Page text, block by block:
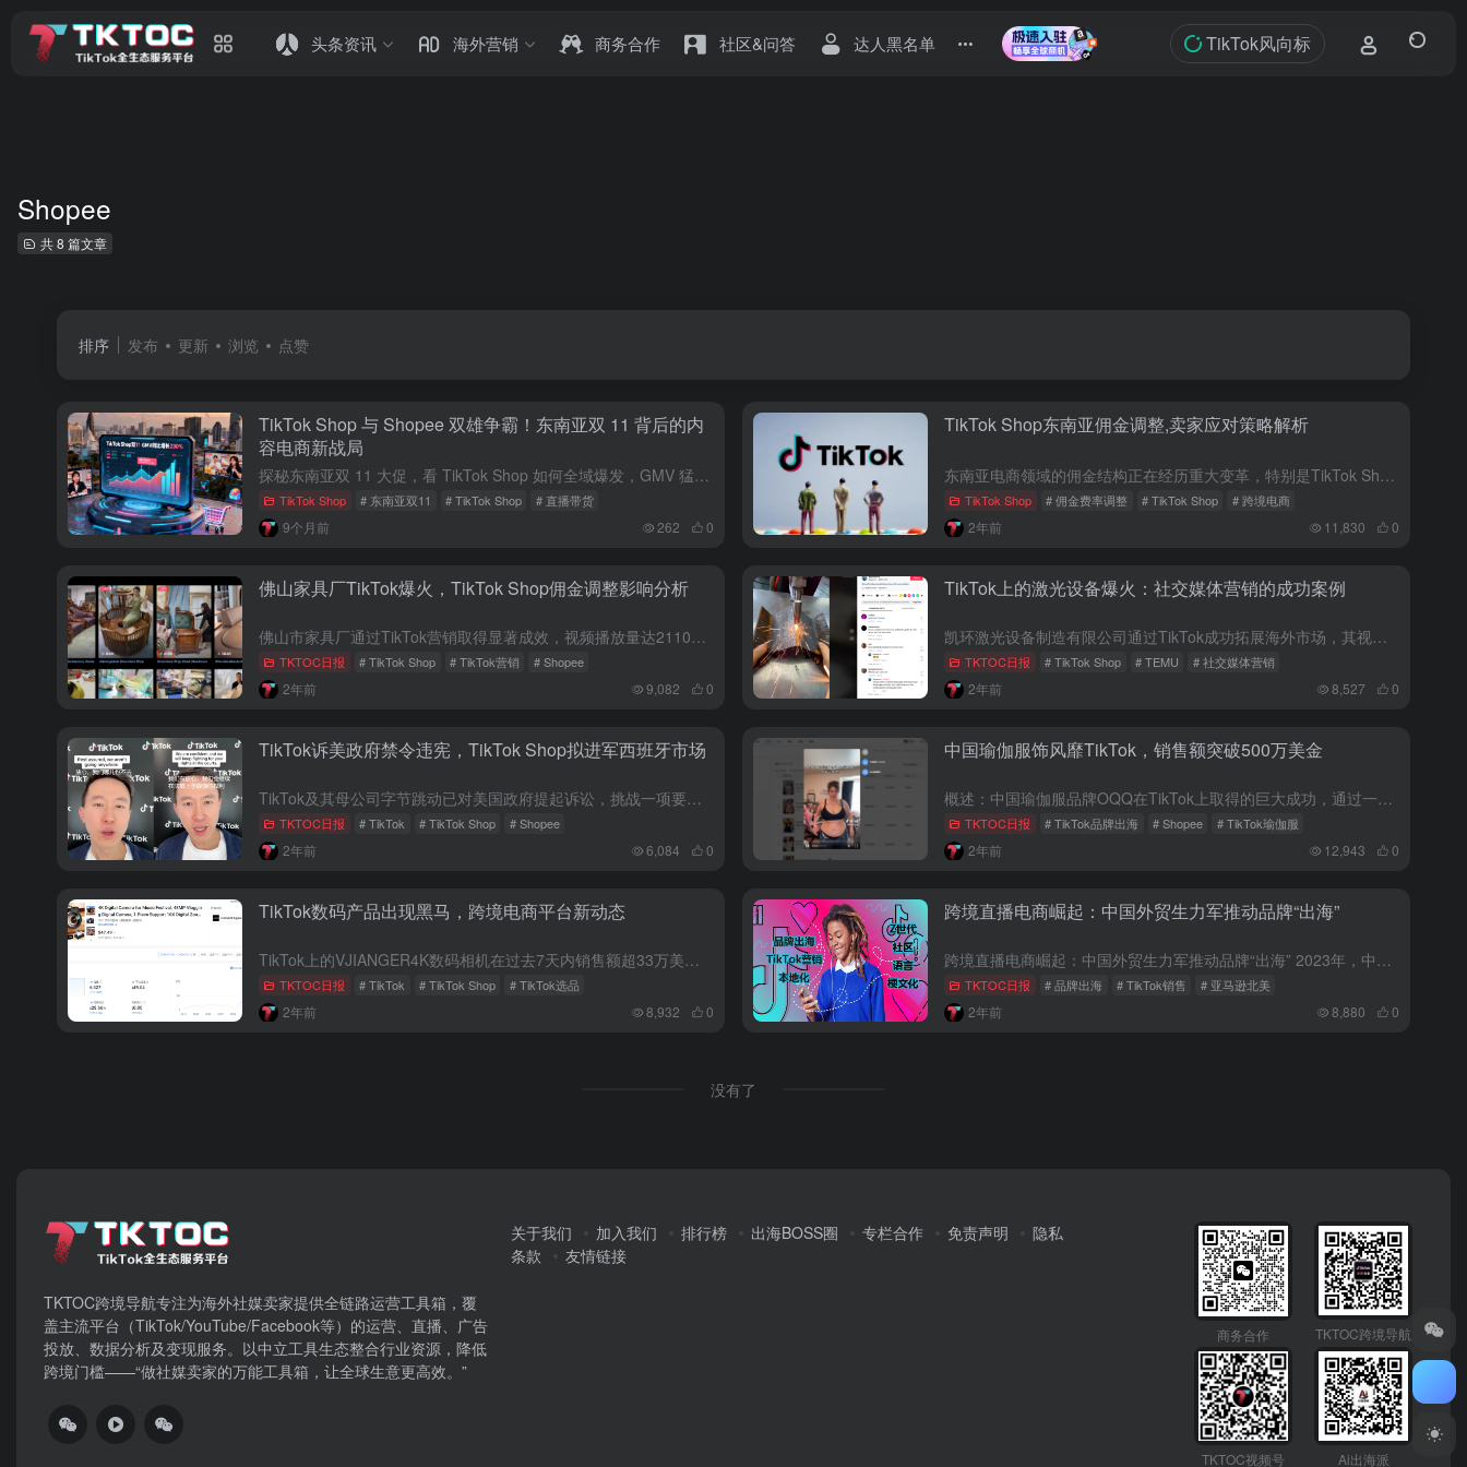
头条资讯 海外营销 商务合作 社区&问答 达人黑名单 TikTok风向标
Shopee
共 8 篇文章
排序 发布 更新 浏览 点赞
TikTok Shop 与 Shopee 双雄争霸！东南亚双 11 背后的内
容电商新战局
探秘东南亚双 11 大促，看 TikTok Shop 如何全域爆发，GMV 猛增！Shopee 也不甘示弱，激烈竞争背后，东南亚内容电商有何新趋势？ 当国内双 11 的热潮渐渐退去，各大平台和品牌忙着...
TikTok Shop # 东南亚双11 # TikTok Shop # 直播带货
9个月前 262 0
TikTok Shop东南亚佣金调整,卖家应对策略解析
东南亚电商领域的佣金结构正在经历重大变革，特别是TikTok Shop在该地区的佣金费率调整，对卖家的运营策略产生了显著影响。本文详细分析了印尼、马来西亚、泰国、新加坡和越南等国家的佣金调整情况，为跨...
TikTok Shop # 佣金费率调整 # TikTok Shop # 跨境电商
2年前 11,830 0
佛山家具厂TikTok爆火，TikTok Shop佣金调整影响分析
佛山市家具厂通过TikTok营销取得显著成效，视频播放量达2110万，获赞120万。TikTok Shop在泰国和英国上调佣金费率，推出卖家任务计划以减轻影响。Shopee被评为东南亚50大品牌榜单首...
TKTOC日报 # TikTok Shop # TikTok营销 # Shopee
2年前 9,082 0
TikTok上的激光设备爆火：社交媒体营销的成功案例
凯环激光设备制造有限公司通过TikTok成功拓展海外市场，其视频内容直观展示了激光设备的操作方法，吸引了大量海外粉丝。同时，TikTok Shop在印尼市场的美妆个护品类销量激增，Temu预计在202...
TKTOC日报 # TikTok Shop # TEMU # 社交媒体营销
2年前 8,527 0
TikTok诉美政府禁令违宪，TikTok Shop拟进军西班牙市场
TikTok及其母公司字节跳动已对美国政府提起诉讼，挑战一项要求其出售或面临禁令的法案，该法案被指违反了美国宪法第一修正案。TikTok认为该法案立法过程仓促且缺乏证据，要求停止执行针对其应用的禁令...
TKTOC日报 # TikTok # TikTok Shop # Shopee
2年前 6,084 0
中国瑜伽服饰风靡TikTok，销售额突破500万美金
概述：中国瑜伽服品牌OQQ在TikTok上取得的巨大成功，通过一段观看次数超过2000万的视频，推广其舒适时尚的紧身瑜伽服。该品牌在TikTok上的营销策略取得了显著成效，单品销售额达到了511.63...
TKTOC日报 # TikTok品牌出海 # Shopee # TikTok瑜伽服
2年前 12,943 0
TikTok数码产品出现黑马，跨境电商平台新动态
TikTok上的VJIANGER4K数码相机在过去7天内销售额超33万美金，周增长率达238%。PingPong与TikTok Shop合作，支持跨境多币种收款。Lazada印尼助力女性卖家，Shop...
TKTOC日报 # TikTok # TikTok Shop # TikTok选品
2年前 8,932 0
跨境直播电商崛起：中国外贸生力军推动品牌“出海”
跨境直播电商崛起：中国外贸生力军推动品牌“出海” 2023年，中国的跨境电子商务行业展现出强劲的增长势头，全年进出口总值达到了2.38万亿元人民币，同比增长15.6%。出口额达到了1.83万亿元，增速...
TKTOC日报 # 品牌出海 # TikTok销售 # 亚马逊北美
2年前 8,880 0
没有了
TKTOC跨境导航​专注为海外社媒卖家提供全链路运营工具箱，覆
盖主流平台（TikTok/YouTube/Facebook等）​的运营、直播、广告
投放、数据分析及变现服务。以中立工具生态整合行业资源，降低
跨境门槛——“做社媒卖家的万能工具箱，让全球生意更高效。”
关于我们 加入我们 排行榜 出海BOSS圈 专栏合作 免责声明
隐私
条款
友情链接
商务合作 TKTOC跨境导航
TKTOC视频号 Ai出海派